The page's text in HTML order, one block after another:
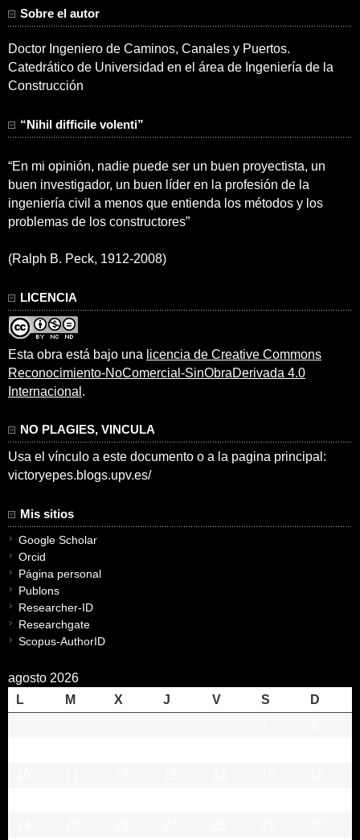
Sobre el autor
Doctor Ingeniero de Caminos, Canales y Puertos.
Catedrático de Universidad en el área de Ingeniería de la
Construcción
“Nihil difficile volenti”
“En mi opinión, nadie puede ser un buen proyectista, un
buen investigador, un buen líder en la profesión de la
ingeniería civil a menos que entienda los métodos y los
problemas de los constructores”
(Ralph B. Peck, 1912-2008)
LICENCIA
Esta obra está bajo una licencia de Creative Commons
Reconocimiento-NoComercial-SinObraDerivada 4.0
Internacional .
NO PLAGIES, VINCULA
Usa el vínculo a este documento o a la pagina principal:
victoryepes.blogs.upv.es/
Mis sitios
Google Scholar
Orcid
Página personal
Publons
Researcher-ID
Researchgate
Scopus-AuthorID
agosto 2026
L
M X J V S
D